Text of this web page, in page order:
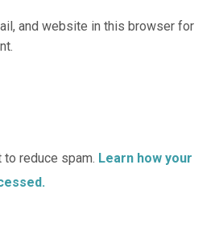
and website in this browser for
reduce spam. Learn how your